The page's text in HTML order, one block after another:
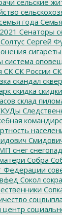
года
Сенаторы
Сергей
сигареты
система
СК СК России
скандал сквер
скидка
склад
снег снегопад
Собра
Федерации
Сокол
центр